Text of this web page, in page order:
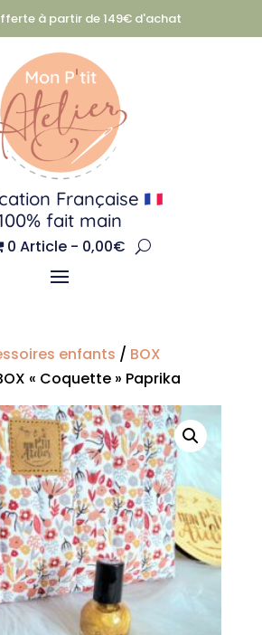
à partir de 149€ d'achat
Française
fait main
0 Article 0,00€
enfants / BOX
« Coquette » Paprika